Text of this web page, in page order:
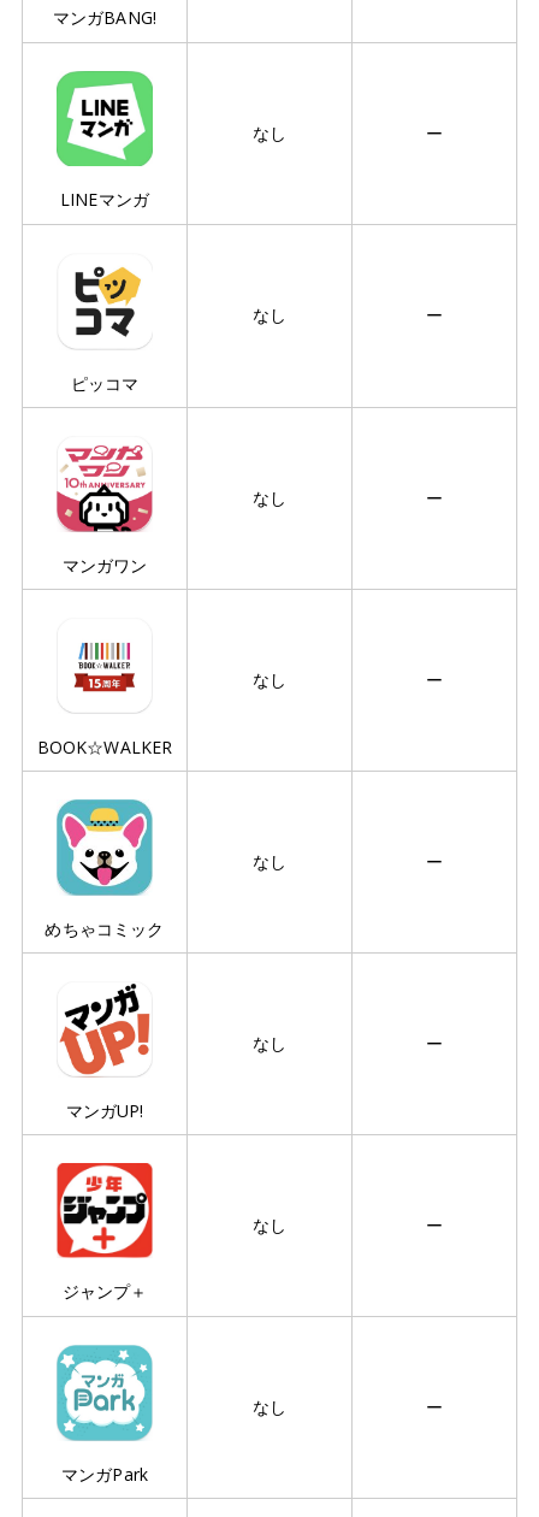
マンガBANG!
LINEマンガ
なし ー
ピッコマ
なし ー
マンガワン
なし ー
BOOK☆WALKER
なし ー
めちゃコミック
なし ー
マンガUP!
なし ー
ジャンプ＋
なし ー
マンガPark
なし ー